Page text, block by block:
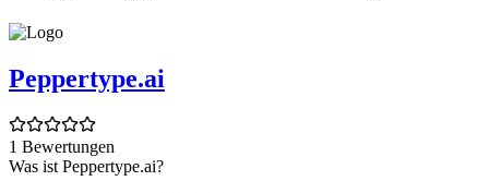
Peppertype.ai
1 Bewertungen
Was ist Peppertype.ai?